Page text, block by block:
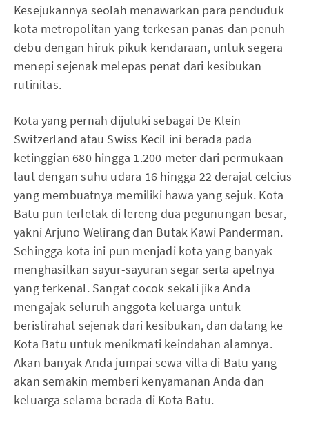
Kesejukannya seolah menawarkan para penduduk
kota metropolitan yang terkesan panas dan penuh
debu dengan hiruk pikuk kendaraan, untuk segera
menepi sejenak melepas penat dari kesibukan
rutinitas.
Kota yang pernah dijuluki sebagai De Klein
Switzerland atau Swiss Kecil ini berada pada
ketinggian 680 hingga 1.200 meter dari permukaan
laut dengan suhu udara 16 hingga 22 derajat celcius
yang membuatnya memiliki hawa yang sejuk. Kota
Batu pun terletak di lereng dua pegunungan besar,
yakni Arjuno Welirang dan Butak Kawi Panderman.
Sehingga kota ini pun menjadi kota yang banyak
menghasilkan sayur-sayuran segar serta apelnya
yang terkenal. Sangat cocok sekali jika Anda
mengajak seluruh anggota keluarga untuk
beristirahat sejenak dari kesibukan, dan datang ke
Kota Batu untuk menikmati keindahan alamnya.
Akan banyak Anda jumpai sewa villa di Batu yang
akan semakin memberi kenyamanan Anda dan
keluarga selama berada di Kota Batu.